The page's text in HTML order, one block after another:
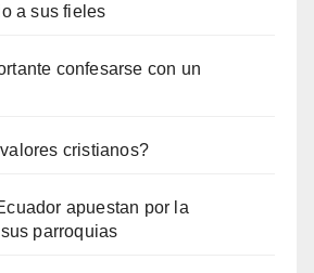
a sus fieles
confesarse con un
cristianos?
apuestan por la
parroquias